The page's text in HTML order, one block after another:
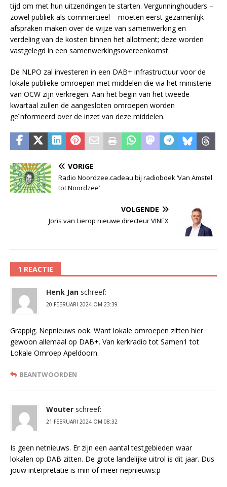
tijd om met hun uitzendingen te starten. Vergunninghouders –
zowel publiek als commercieel – moeten eerst gezamenlijk
afspraken maken over de wijze van samenwerking en
verdeling van de kosten binnen het allotment; deze worden
vastgelegd in een samenwerkingsovereenkomst.
De NLPO zal investeren in een DAB+ infrastructuur voor de
lokale publieke omroepen met middelen die via het ministerie
van OCW zijn verkregen. Aan het begin van het tweede
kwartaal zullen de aangesloten omroepen worden
geïnformeerd over de inzet van deze middelen.
VORIGE
Radio Noordzee.cadeau bij radioboek ‘Van Amstel
tot Noordzee’
VOLGENDE
Joris van Lierop nieuwe directeur VINEX
1 REACTIE
Henk Jan schreef:
20 FEBRUARI 2024 OM 23:39
Grappig. Nepnieuws ook. Want lokale omroepen zitten hier
gewoon allemaal op DAB+. Van kerkradio tot Samen1 tot
Lokale Omroep Apeldoorn.
BEANTWOORDEN
Wouter schreef:
21 FEBRUARI 2024 OM 08:32
Is geen netnieuws. Er zijn een aantal testgebieden waar
lokalen op DAB zitten. De grote landelijke uitrol is dit jaar. Dus
jouw interpretatie is min of meer nepnieuws:p